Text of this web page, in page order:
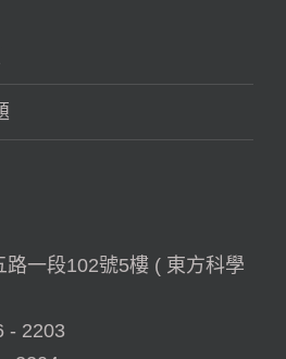
路一段102號5樓 ( 東方科學
- 2203